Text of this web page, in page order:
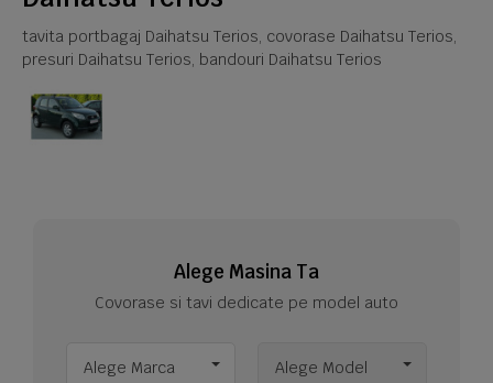
tavita portbagaj Daihatsu Terios, covorase Daihatsu Terios,
presuri Daihatsu Terios, bandouri Daihatsu Terios
Alege Masina Ta
Covorase si tavi dedicate pe model auto
Alege Marca Alege Model